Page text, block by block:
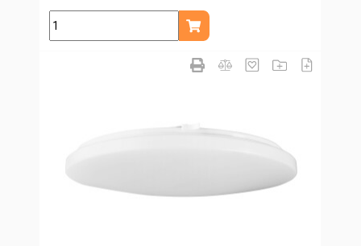
ks
Přidat do košíku